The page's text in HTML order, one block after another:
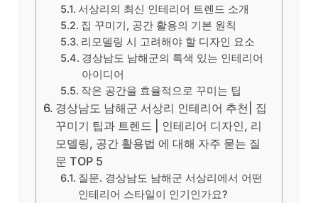
서상리의 최신 인테리어 트렌드 소개
집 꾸미기, 공간 활용의 기본 원칙
리모델링 시 고려해야 할 디자인 요소
경상남도 남해군의 특색 있는 인테리어
아이디어
작은 공간을 효율적으로 꾸미는 팁
경상남도 남해군 서상리 인테리어 추천| 집
꾸미기 팁과 트렌드 | 인테리어 디자인, 리
모델링, 공간 활용법 에 대해 자주 묻는 질
문 TOP 5
질문. 경상남도 남해군 서상리에서 어떤
인테리어 스타일이 인기인가요?